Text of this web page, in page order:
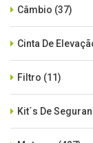
Câmbio (37)
Cinta De
Filtro (11)
Kit´s De